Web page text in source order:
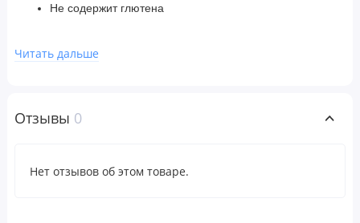
Не содержит глютена
Необработанный продукт
На протяжении всего процесса производства мы
используем выращенные органическим и этическим
Читать дальше
Отзывы 0
Нет отзывов об этом товаре.